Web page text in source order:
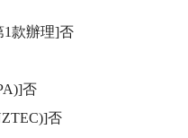
1款辦理]否
否
否